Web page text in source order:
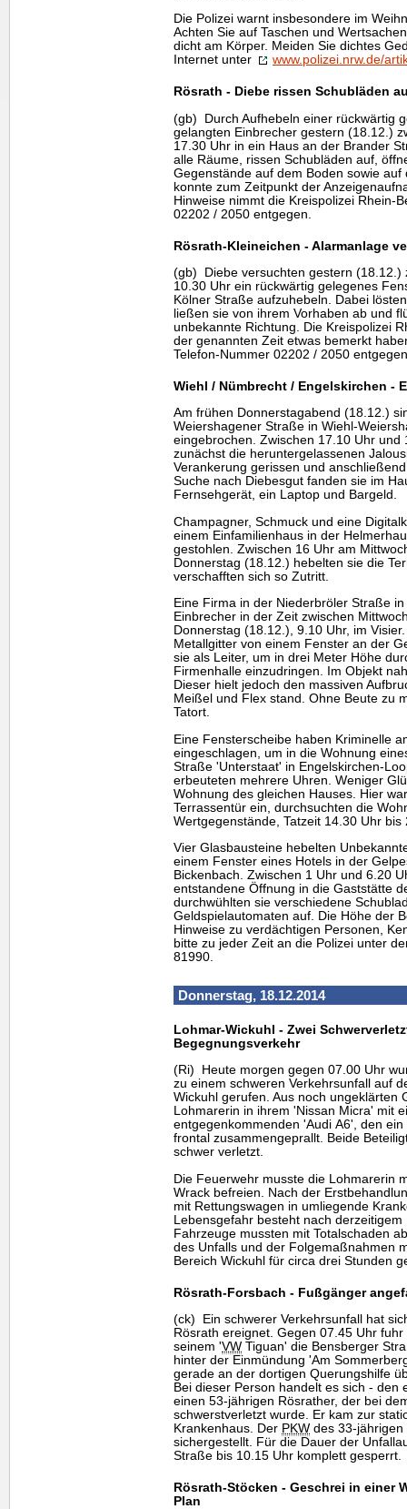
Die Polizei warnt insbesondere im
Achten Sie auf Taschen und
dicht am Körper. Meiden Sie dichtes
Internet unter
www.polizei.nrw.de/
Rösrath - Diebe rissen Schubläden
(gb) Durch Aufhebeln einer rückwärtig
gelangten Einbrecher gestern (18.12.)
17.30 Uhr in ein Haus an der Brander
alle Räume, rissen Schubläden auf,
Gegenstände auf dem Boden sowie
konnte zum Zeitpunkt der
Hinweise nimmt die Kreispolizei Rhein-
02202 / 2050 entgegen.
Rösrath-Kleineichen - Alarmanlage
(gb) Diebe versuchten gestern (18.12.)
10.30 Uhr ein rückwärtig gelegenes
Kölner Straße aufzuhebeln. Dabei
ließen sie von ihrem Vorhaben ab und
unbekannte Richtung. Die Kreispolizei
der genannten Zeit etwas bemerkt
Telefon-Nummer 02202 / 2050
Wiehl / Nümbrecht / Engelskirchen -
Am frühen Donnerstagabend (18.12.)
Weiershagener Straße in Wiehl-
eingebrochen. Zwischen 17.10 Uhr und
zunächst die heruntergelassenen
Verankerung gerissen und
Suche nach Diebesgut fanden sie im
Fernsehgerät, ein Laptop und Bargeld.
Champagner, Schmuck und eine
einem Einfamilienhaus in der
gestohlen. Zwischen 16 Uhr am
Donnerstag (18.12.) hebelten sie die
verschafften sich so Zutritt.
Eine Firma in der Niederbröler Straße
Einbrecher in der Zeit zwischen
Donnerstag (18.12.), 9.10 Uhr, im
Metallgitter von einem Fenster an der
sie als Leiter, um in drei Meter Höhe
Firmenhalle einzudringen. Im Objekt
Dieser hielt jedoch den massiven
Meißel und Flex stand. Ohne Beute zu
Tatort.
Eine Fensterscheibe haben Kriminelle
eingeschlagen, um in die Wohnung
Straße 'Unterstaat' in Engelskirchen-
erbeuteten mehrere Uhren. Weniger
Wohnung des gleichen Hauses. Hier
Terrassentür ein, durchsuchten die
Wertgegenstände, Tatzeit 14.30 Uhr bis
Vier Glasbausteine hebelten
einem Fenster eines Hotels in der
Bickenbach. Zwischen 1 Uhr und 6.20
entstandene Öffnung in die Gaststätte
durchwühlten sie verschiedene
Geldspielautomaten auf. Die Höhe der
Hinweise zu verdächtigen Personen,
bitte zu jeder Zeit an die Polizei unter
81990.
Donnerstag, 18.12.2014
Lohmar-Wickuhl - Zwei
Begegnungsverkehr
(Ri) Heute morgen gegen 07.00 Uhr
zu einem schweren Verkehrsunfall auf
Wickuhl gerufen. Aus noch ungeklärten
Lohmarerin in ihrem 'Nissan Micra' mit
entgegenkommenden 'Audi A6', den
frontal zusammengeprallt. Beide
schwer verletzt.
Die Feuerwehr musste die Lohmarerin
Wrack befreien. Nach der
mit Rettungswagen in umliegende
Lebensgefahr besteht nach
Fahrzeuge mussten mit Totalschaden
des Unfalls und der Folgemaßnahmen
Bereich Wickuhl für circa drei Stunden
Rösrath-Forsbach - Fußgänger
(ck) Ein schwerer Verkehrsunfall hat
Rösrath ereignet. Gegen 07.45 Uhr
seinem 'VW Tiguan' die Bensberger
hinter der Einmündung 'Am
gerade an der dortigen Querungshilfe
Bei dieser Person handelt es sich - den
einen 53-jährigen Rösrather, der bei
schwerstverletzt wurde. Er kam zur
Krankenhaus. Der PKW des 33-jährigen
sichergestellt. Für die Dauer der
Straße bis 10.15 Uhr komplett gesperrt.
Rösrath-Stöcken - Geschrei in einer
Plan